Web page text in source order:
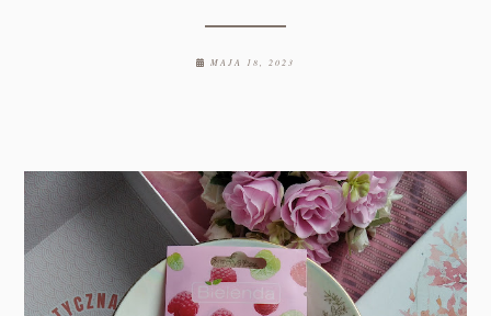
MAJA 18, 2023